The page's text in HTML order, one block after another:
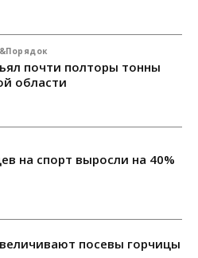
почти полторы тонны
области
на спорт выросли на 40%
посевы горчицы